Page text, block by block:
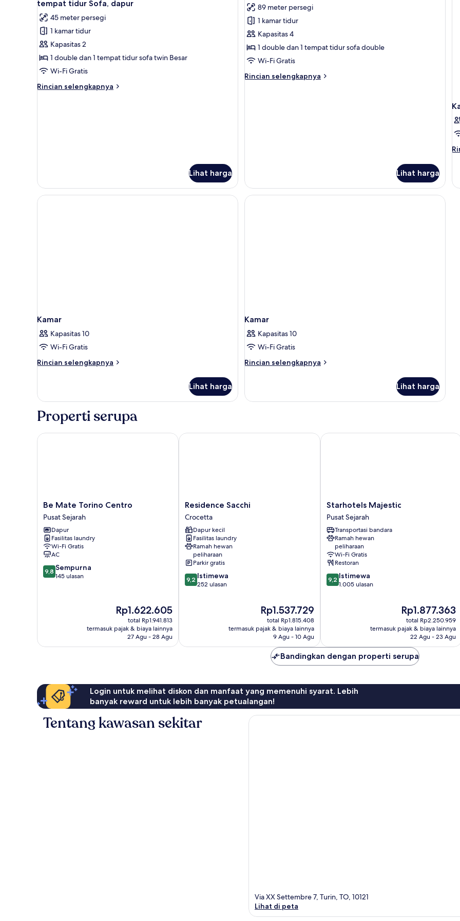
foto
untuk
Studio
Superior,
1
Tempat
Tidur
Double
tempat tidur Sofa, dapur
45 meter persegi
1 kamar tidur
Kapasitas 2
1 double dan 1 tempat tidur sofa twin Besar
Wi-Fi Gratis
Rincian selengkapnya
Rincian
tempat
tidur
Lihat harga
foto
untuk
Apartemen
Deluks
89 meter persegi
1 kamar tidur
Kapasitas 4
1 double dan 1 tempat tidur sofa double
Wi-Fi Gratis
Rincian selengkapnya
Rincian
Lihat harga
Kamar
Kapasitas 10
Wi-Fi Gratis
Rincian selengkapnya
Rincian
Kamar
Lihat harga
Kamar
Kapasitas 10
Wi-Fi Gratis
Rincian selengkapnya
Rincian
Kamar
Lihat harga
Properti serupa
Be
Mate
Torino
Centro
Pusat
Sejarah
Be Mate Torino Centro
Pusat Sejarah
Dapur
Fasilitas laundry
Wi-Fi Gratis
AC
9.8
dari
9,8 Sempurna
145 ulasan
Harga
sekarang
Rp1.622.605
Rp1.622.605
total Rp1.941.813
termasuk pajak & biaya lainnya
27 Agu - 28 Agu
Be Mate Torino Centro
Residence
Sacchi
Crocetta
Residence Sacchi
Crocetta
Dapur kecil
Fasilitas laundry
Ramah hewan
peliharaan
Parkir gratis
9.2
dari
9,2 Istimewa
252 ulasan
Harga
sekarang
Rp1.537.729
Rp1.537.729
total Rp1.815.408
termasuk pajak & biaya lainnya
9 Agu - 10 Agu
Residence Sacchi
Starhotels
Majestic
Pusat
Sejarah
Starhotels Majestic
Pusat Sejarah
Transportasi bandara
Ramah hewan
peliharaan
Wi-Fi Gratis
Restoran
9.2
dari
9,2 Istimewa
1.005 ulasan
Harga
sekarang
Rp1.877.363
Rp1.877.363
total Rp2.250.959
termasuk pajak & biaya lainnya
22 Agu - 23 Agu
Starhotels Majestic
Bandingkan dengan properti serupa
Login untuk melihat diskon dan manfaat yang memenuhi syarat. Lebih
banyak reward untuk lebih banyak petualangan!
Tentang kawasan sekitar
Via XX Settembre 7, Turin, TO, 10121
Lihat di peta